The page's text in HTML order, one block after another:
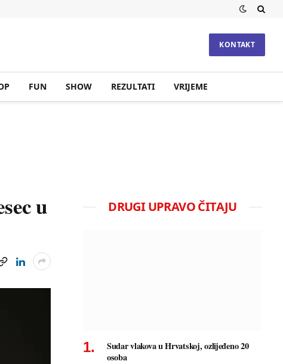
KONTAKT
FUN SHOW REZULTATI VRIJEME
u
DRUGI UPRAVO ČITAJU
Sudar vlakova u Hrvatskoj, ozlijeđeno 20
osoba